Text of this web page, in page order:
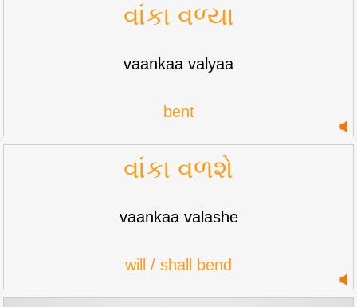
વાંકા વળ્યા
vaankaa valyaa
bent
વાંકા વળશે
vaankaa valashe
will / shall bend